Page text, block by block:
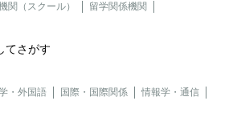
関（スクール）
留学関係機関
てさがす
・外国語 国際・国際関係
情報学・通信